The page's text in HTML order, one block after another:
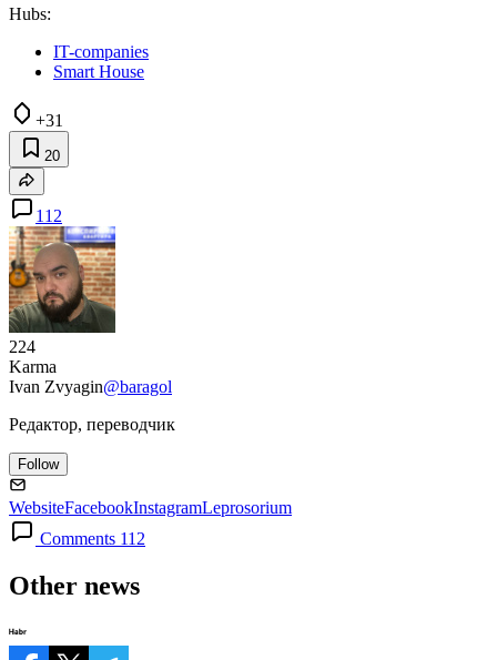
Hubs:
IT-companies
Smart House
+31
20
112
224
Karma
Ivan Zvyagin@baragol
Редактор, переводчик
Follow
WebsiteFacebookInstagramLeprosorium
Comments 112
Other news